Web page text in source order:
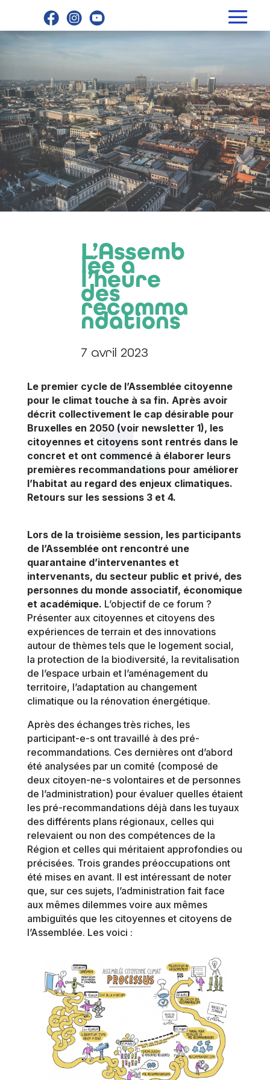
L’Assemb
lée à
l’heure
des
recomma
ndations
7 avril 2023
Le premier cycle de l’Assemblée citoyenne
pour le climat touche à sa fin. Après avoir
décrit collectivement le cap désirable pour
Bruxelles en 2050 (voir newsletter 1), les
citoyennes et citoyens sont rentrés dans le
concret et ont commencé à élaborer leurs
premières recommandations pour améliorer
l’habitat au regard des enjeux climatiques.
Retours sur les sessions 3 et 4.
Lors de la troisième session, les participants
de l’Assemblée ont rencontré une
quarantaine d’intervenantes et
intervenants, du secteur public et privé, des
personnes du monde associatif, économique
et académique. L’objectif de ce forum ?
Présenter aux citoyennes et citoyens des
expériences de terrain et des innovations
autour de thèmes tels que le logement social,
la protection de la biodiversité, la revitalisation
de l’espace urbain et l’aménagement du
territoire, l’adaptation au changement
climatique ou la rénovation énergétique.
Après des échanges très riches, les
participant-e-s ont travaillé à des pré-
recommandations. Ces dernières ont d’abord
été analysées par un comité (composé de
deux citoyen-ne-s volontaires et de personnes
de l’administration) pour évaluer quelles étaient
les pré-recommandations déjà dans les tuyaux
des différents plans régionaux, celles qui
relevaient ou non des compétences de la
Région et celles qui méritaient approfondies ou
précisées. Trois grandes préoccupations ont
été mises en avant. Il est intéressant de noter
que, sur ces sujets, l’administration fait face
aux mêmes dilemmes voire aux mêmes
ambiguïtés que les citoyennes et citoyens de
l’Assemblée. Les voici :